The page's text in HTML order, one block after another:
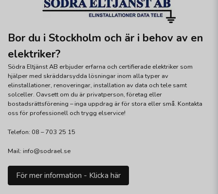
Bor du i Stockholm och är i behov av en
elektriker?
Södra Eltjänst AB erbjuder erfarna och certifierade elektriker som
hjälper med skräddarsydda lösningar inom alla typer av
elinstallationer, renoveringar, installation av data och tele samt
solceller. Oavsett om du är privatperson, företag eller
bostadsrättsförening – inga uppdrag är för stora eller små. Kontakta
oss för professionell och trygg elservice!
Telefon: 08 – 703 25 15
Mail: info@sodrael.se
För mer information - Klicka här